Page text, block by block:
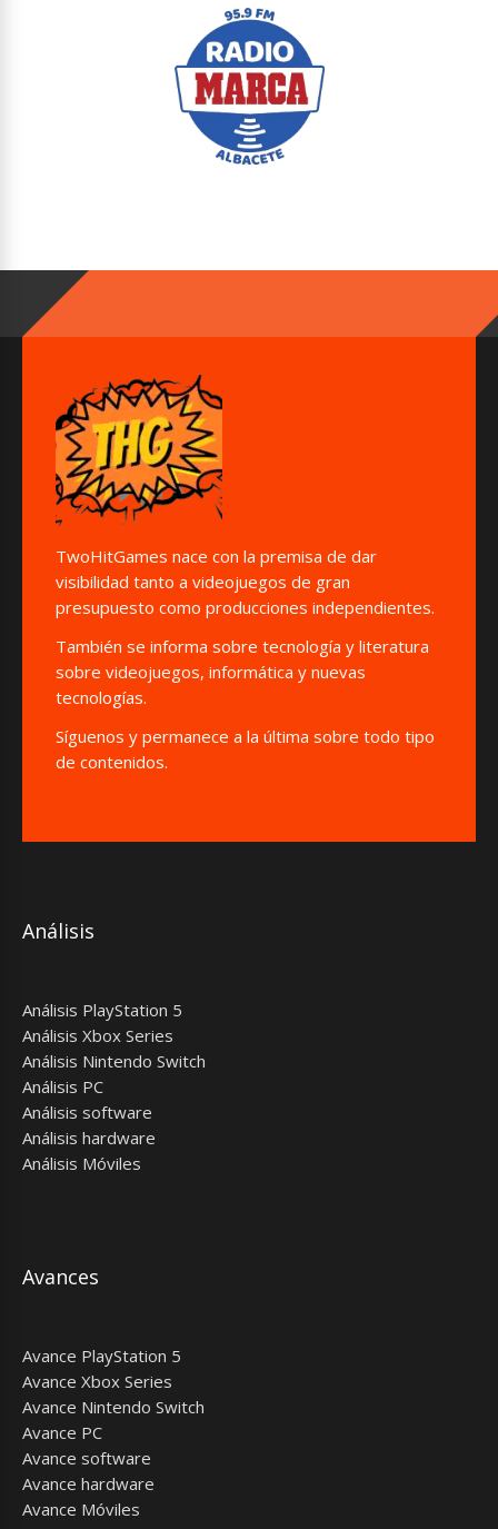
TwoHitGames nace con la premisa de dar
visibilidad tanto a videojuegos de gran
presupuesto como producciones independientes.
También se informa sobre tecnología y literatura
sobre videojuegos, informática y nuevas
tecnologías.
Síguenos y permanece a la última sobre todo tipo
de contenidos.
Análisis
Análisis PlayStation 5
Análisis Xbox Series
Análisis Nintendo Switch
Análisis PC
Análisis software
Análisis hardware
Análisis Móviles
Avances
Avance PlayStation 5
Avance Xbox Series
Avance Nintendo Switch
Avance PC
Avance software
Avance hardware
Avance Móviles